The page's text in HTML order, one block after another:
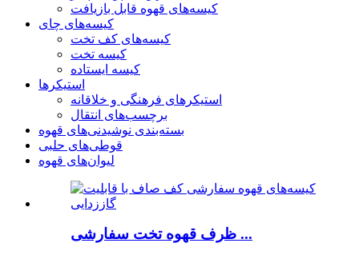
کیسه‌های قهوه قابل بازیافت
کیسه‌های چای
کیسه‌های کف تخت
کیسه تخت
کیسه ایستاده
استیکرها
استیکرهای فرهنگی و خلاقانه
برچسب‌های انتقال
بسته‌بندی نوشیدنی‌های قهوه
قوطی‌های حلبی
لیوان‌های قهوه
ظرف قهوه تخت سفارشی ...